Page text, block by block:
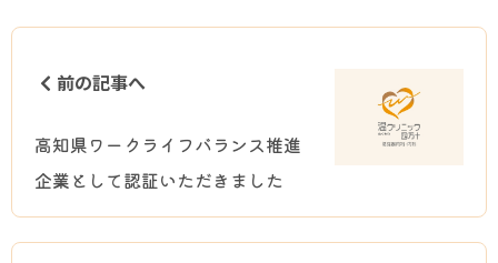
前の記事へ
高知県ワークライフバランス推進
企業として認証いただきました